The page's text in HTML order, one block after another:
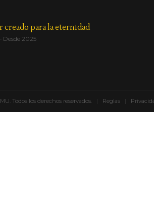
creado para la eternidad
2025
Todos los derechos reservados. Reglas